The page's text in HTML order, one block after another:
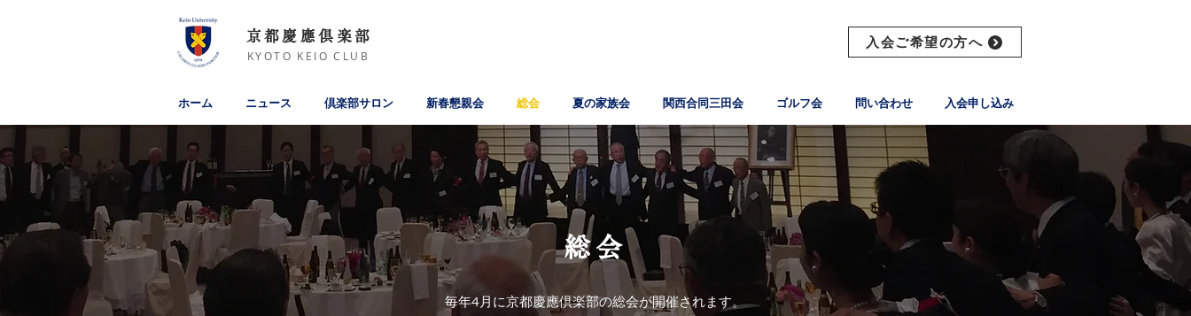
京都慶應倶楽部
KYOTO KEIO CLUB
入会ご希望の方へ
ホーム ニュース 倶楽部サロン 新春懇親会 総会 夏の家族会 関西合同三田会 ゴルフ会 問い合わせ 入会申し込み
総会
毎年4月に京都慶應倶楽部の総会が開催されます。